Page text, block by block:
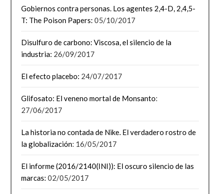
Gobiernos contra personas. Los agentes 2,4-D, 2,4,5-
T: The Poison Papers: 05/10/2017
Disulfuro de carbono: Viscosa, el silencio de la
industria: 26/09/2017
El efecto placebo: 24/07/2017
Glifosato: El veneno mortal de Monsanto:
27/06/2017
La historia no contada de Nike. El verdadero rostro de
la globalización: 16/05/2017
El informe (2016/2140(INI)): El oscuro silencio de las
marcas: 02/05/2017